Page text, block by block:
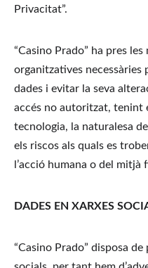
Privacitat”.
“Casino Prado” ha pres
organitzatives necessàries
dades i evitar la seva
accés no autoritzat, tenint
tecnologia, la naturalesa
els riscos als quals es
l’acció humana o del mitjà
DADES EN XARXES
“Casino Prado” disposa